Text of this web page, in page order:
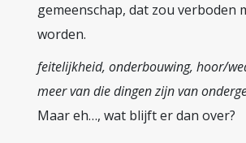
gemeenschap, dat zou verboden
worden.
feitelijkheid, onderbouwing, hoor/
meer van die dingen zijn van
Maar eh…, wat blijft er dan over?